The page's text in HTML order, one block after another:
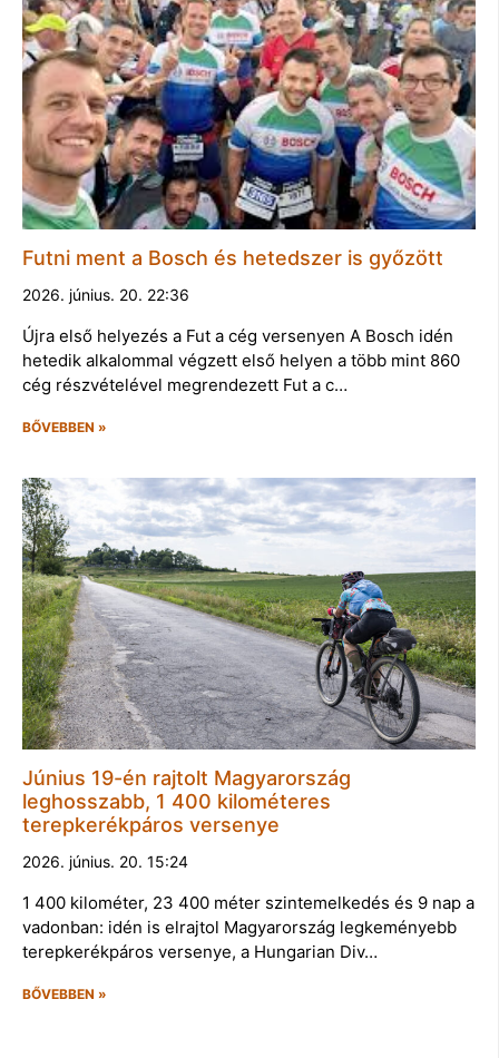
Futni ment a Bosch és hetedszer is győzött
2026. június. 20. 22:36
Újra első helyezés a Fut a cég versenyen A Bosch idén
hetedik alkalommal végzett első helyen a több mint 860
cég részvételével megrendezett Fut a c…
BŐVEBBEN »
Június 19-én rajtolt Magyarország
leghosszabb, 1 400 kilométeres
terepkerékpáros versenye
2026. június. 20. 15:24
1 400 kilométer, 23 400 méter szintemelkedés és 9 nap a
vadonban: idén is elrajtol Magyarország legkeményebb
terepkerékpáros versenye, a Hungarian Div…
BŐVEBBEN »